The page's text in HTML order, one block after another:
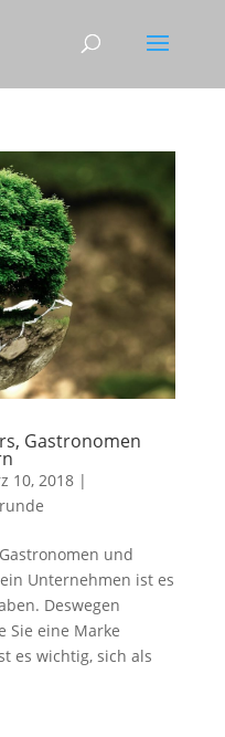
Gastronomen
10, 2018|
und
Unternehmen ist es
Deswegen
Sie eine Marke
es wichtig, sich als